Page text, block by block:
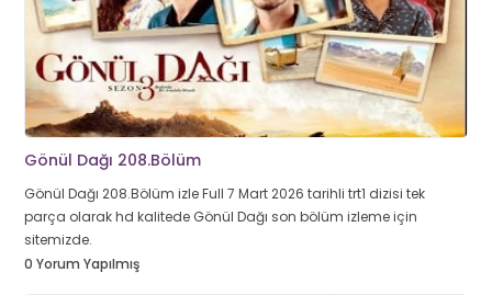
Gönül Dağı 208.Bölüm
Gönül Dağı 208.Bölüm izle Full 7 Mart 2026 tarihli trt1 dizisi tek
parça olarak hd kalitede Gönül Dağı son bölüm izleme için
sitemizde.
0 Yorum Yapılmış